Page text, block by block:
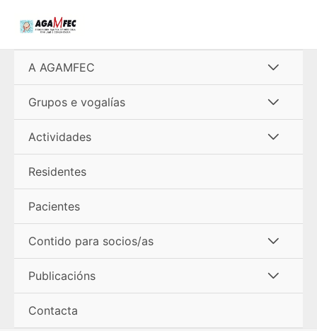
A AGAMFEC
menú
Grupos e vogalías
menú
Actividades
Residentes
Pacientes
Contido para socios/as
menú
Publicacións
Contacta